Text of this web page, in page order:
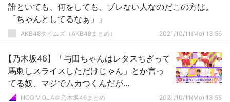
誰といても、何をしても、ブレない人なのだこの方は。
「ちゃんとしてるなぁ」』
AKB48タイムズ（AKB48まとめ） 2021/10/11(Mo) 13:56
【乃木坂46】「与田ちゃんはレタスちぎって
馬刺しスライスしただけじゃん」とか言っ
てる奴、マジでムカつくんだが...
NOGIVIOLA＠乃木坂46まとめ 2021/10/11(Mo) 13:55